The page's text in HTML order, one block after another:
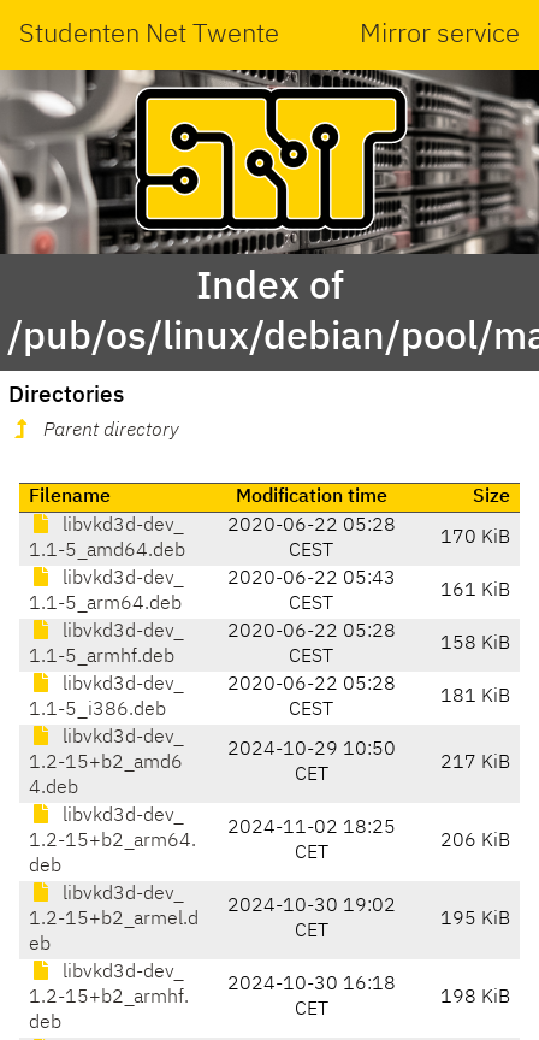
Studenten Net Twente Mirror service
Index of
/pub/os/linux/debian/pool/
Directories
Parent directory
Filename Modification time
Size
libvkd3d-dev_
1.1-5_amd64.deb
2020-06-22 05:28
CEST
170 KiB
libvkd3d-dev_
1.1-5_arm64.deb
2020-06-22 05:43
CEST
161 KiB
libvkd3d-dev_
1.1-5_armhf.deb
2020-06-22 05:28
CEST
158 KiB
libvkd3d-dev_
1.1-5_i386.deb
2020-06-22 05:28
CEST
181 KiB
libvkd3d-dev_
1.2-15+b2_amd6
4.deb
2024-10-29 10:50
CET
217 KiB
libvkd3d-dev_
1.2-15+b2_arm64.
deb
2024-11-02 18:25
CET
206 KiB
libvkd3d-dev_
1.2-15+b2_armel.d
eb
2024-10-30 19:02
CET
195 KiB
libvkd3d-dev_
1.2-15+b2_armhf.
deb
2024-10-30 16:18
CET
198 KiB